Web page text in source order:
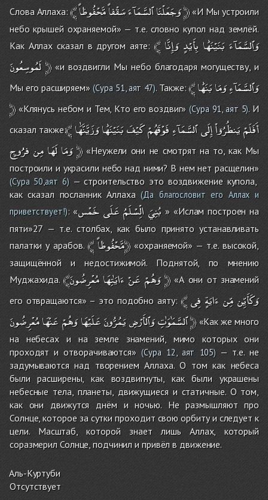
Слова Аллаха: ﴾ وَجَعَلْنَاٱلسَّمَآءَسَقْفاًمَّحْفُوظاً ﴿«И Мы устроили
небо крышей охраняемой» — т.е. словно купол над землёй.
Как Аллах сказал в другом аяте:﴾ وَٱلسَّمَآءَ بَنَيْنَٰهَا بِأَيْدٍ وَإِنَّا
لَمُوسِعُونَ﴿«и воздвигли Мы небо благодаря могуществу, и
Мы его расширяем»(Сура 51, аят 47). Также: ﴾ وَٱلسَّمَآءِوَمَابَنَٰهَا
﴿«Клянусь небом и Тем, Кто его воздвиг» (Сура 91, аят 5). И
сказал также:﴾ أَفَلَمْيَنظُرُوۤاْإِلَىٱلسَّمَآءِفَوْقَهُمْكَيْفَبَنَيْنَٰهَاوَزَيَّنَّٰهَا
وَمَا لَهَا مِن فرُُوجٍ ﴿«Неужели они не смотрят на то, как Мы
построили и украсили небо над ними? В нем нет расщелин»
(Сура 50,аят 6)— строительство это воздвижение купола,
как сказал посланник Аллаха(Да благословит его Аллах и
приветствует!): « بُنِيَالِْسْلَمُعَلَىخَمْس
» «Ислам построен на
пяти»27 — т.е. столбах, как было принято устанавливать
палатки у арабов. ﴾ مَّحْفُوظاً﴿«охраняемой» — т.е. высокой,
защищённой и недостижимой. Поднятой, по мнению
Муджахида.
﴾وَهُمْ عَنْءَايَٰتِهَا مُعْرِضُونَ ﴿«А они от знамений
его отвращаются» – это подобно аяту: ﴾ وَكَأَيِّن مِّن ءَايَةٍفِى
ٱلسَّمَٰوَٰتِوَٱلأَرْضِيَمُرُّونَعَلَيْهَاوَهُمْعَنْهَامُعْرِضُونَ ﴿«Как же много
на небесах и на земле знамений, мимо которых они
проходят и отворачиваются»(Сура 12, аят 105) — т.е. не
задумываются над творением Аллаха. О том как небеса
были расширены, как воздвигнуты, как были украшены
небесные тела, планеты, движущиеся и статичные. О том,
как они движутся днём и ночью. Не размышляют про
Солнце, которое за сутки проходит свою орбиту и следует к
цели. Масштаб, которой знает лишь Аллах, который
соразмерил Солнце, подчинил и привёл в движение.
Аль-Куртуби
Отсутствует